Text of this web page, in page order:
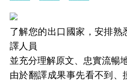
了解您的出口國家，安排熟
譯人員
並充分理解原文、忠實流暢
由於翻譯成果事先看不到、